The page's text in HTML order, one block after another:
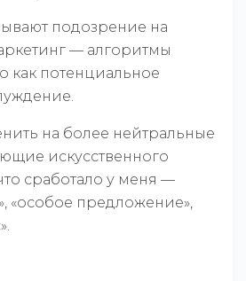
подозрение на
— алгоритмы
как потенциальное
на более нейтральные
искусственного
сработало у меня —
«особое предложение»,